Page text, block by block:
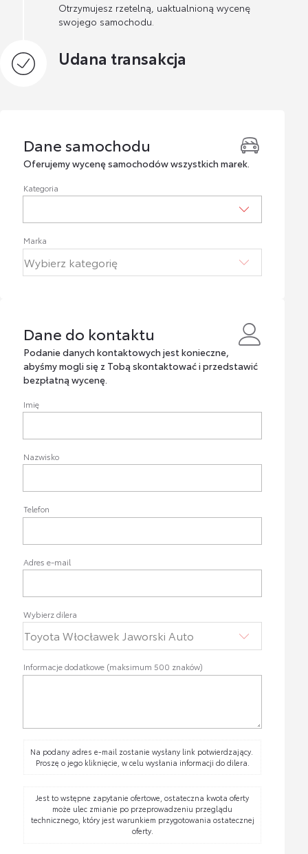
Otrzymujesz rzetelną, uaktualnioną wycenę
swojego samochodu.
Udana transakcja
Dane samochodu
Dane samochodu
Oferujemy wycenę samochodów wszystkich marek.
Kategoria
Marka
Dane do kontaktu
Dane do kontaktu
Podanie danych kontaktowych jest konieczne,
abyśmy mogli się z Tobą skontaktować i przedstawić
bezpłatną wycenę.
Imię
Nazwisko
Telefon
Adres e-mail
Wybierz dilera
Informacje dodatkowe (maksimum 500 znaków)
Na podany adres e-mail zostanie wysłany link potwierdzający.
Proszę o jego kliknięcie, w celu wysłania informacji do dilera.
Jest to wstępne zapytanie ofertowe, ostateczna kwota oferty
może ulec zmianie po przeprowadzeniu przeglądu
technicznego, który jest warunkiem przygotowania ostatecznej
oferty.